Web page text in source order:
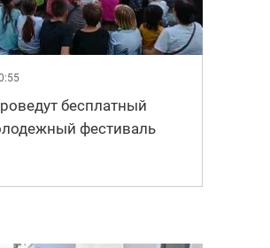
бесплатный
фестиваль